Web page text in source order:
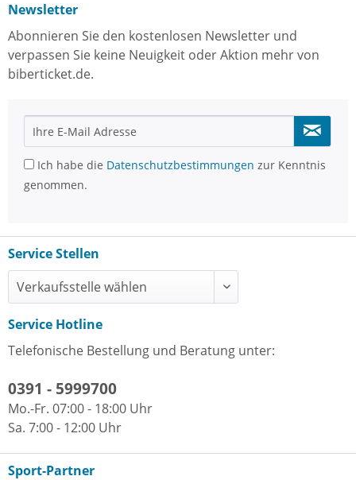
Newsletter
Abonnieren Sie den kostenlosen Newsletter und
verpassen Sie keine Neuigkeit oder Aktion mehr von
biberticket.de.
Ich habe die Datenschutzbestimmungen zur Kenntnis
genommen.
Service Stellen
Service Hotline
Telefonische Bestellung und Beratung unter:
0391 - 5999700
Mo.-Fr. 07:00 - 18:00 Uhr
Sa. 7:00 - 12:00 Uhr
Sport-Partner